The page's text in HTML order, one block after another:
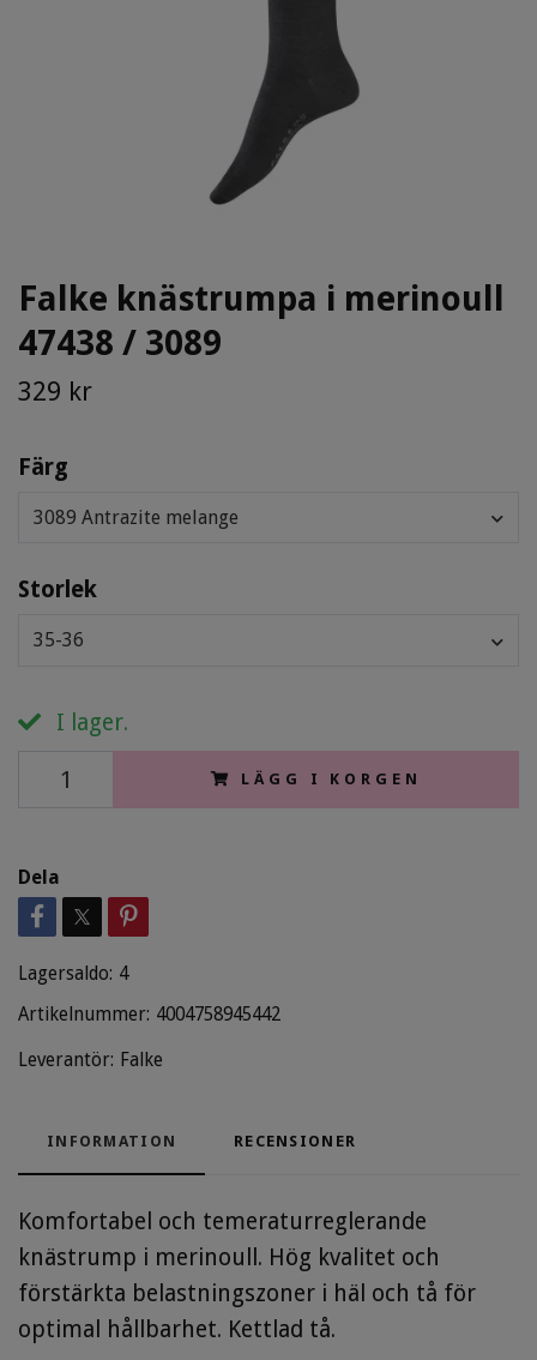
Falke knästrumpa i merinoull
47438 / 3089
329 kr
Färg
3089 Antrazite melange
Storlek
35-36
I lager.
LÄGG I KORGEN
Dela
Lagersaldo: 4
Artikelnummer: 4004758945442
Leverantör: Falke
INFORMATION RECENSIONER
Komfortabel och temeraturreglerande
knästrump i merinoull. Hög kvalitet och
förstärkta belastningszoner i häl och tå för
optimal hållbarhet. Kettlad tå.